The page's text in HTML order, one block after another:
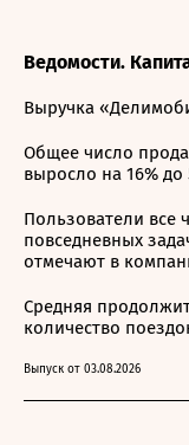
Ведомости.
Выручка
Общее число
выросло на 16% до
Пользователи все
повседневных
отмечают в
Средняя
количество
Выпуск от 03.08.2026